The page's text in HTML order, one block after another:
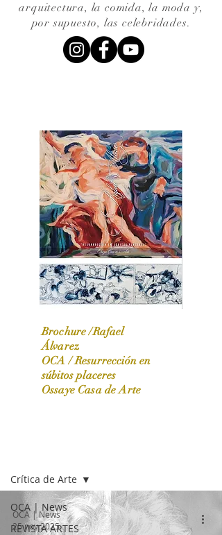
arquitectura, la comida, la moda y,
por supuesto, las celebridades.
OCA|News 31 / Marzo-Abril / 2024
Brochure /Rafael
Álvarez
OCA /Resurrección en
súbitos placeres
Ossaye Casa de Arte
OCA | News
REVISTA ARTES
Crítica de Arte
OCA | News
25 nov 2025